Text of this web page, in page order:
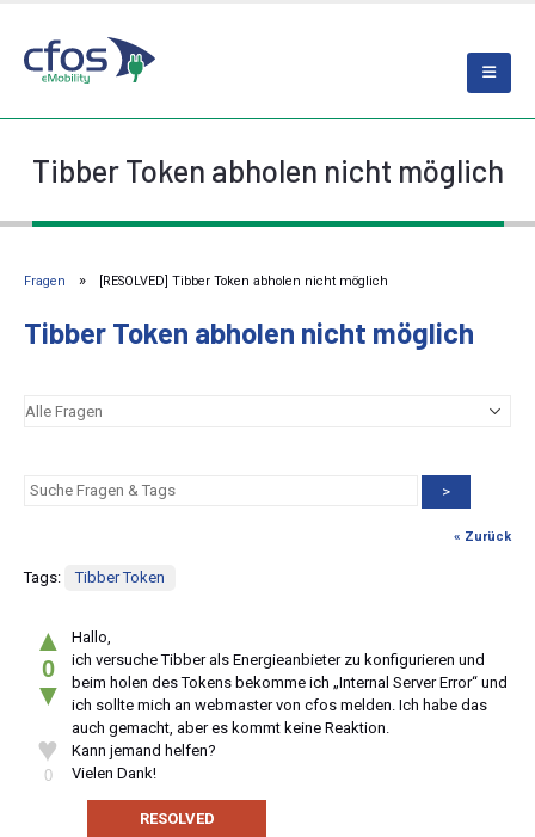
Tibber Token abholen nicht möglich
Fragen [RESOLVED] Tibber Token abholen nicht möglich
Tibber Token abholen nicht möglich
>
« Zurück
Tags: Tibber Token
▲
0
▼
♥
0
Hallo,
ich versuche Tibber als Energieanbieter zu konfigurieren und
beim holen des Tokens bekomme ich „Internal Server Error“ und
ich sollte mich an webmaster von cfos melden. Ich habe das
auch gemacht, aber es kommt keine Reaktion.
Kann jemand helfen?
Vielen Dank!
RESOLVED